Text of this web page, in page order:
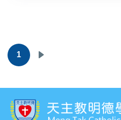
Pagination
1
頁